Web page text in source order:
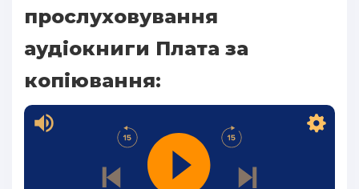
прослуховування
аудіокниги Плата за
копіювання: